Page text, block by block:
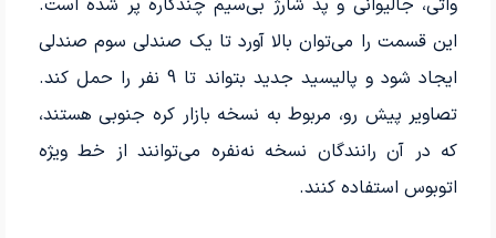
واتی، جالیوانی و پد شارژ بی‌سیم چندکاره پر شده است.
این قسمت را می‌توان بالا آورد تا یک صندلی سوم صندلی
ایجاد شود و پالیسید جدید بتواند تا 9 نفر را حمل کند.
تصاویر پیش رو، مربوط به نسخه بازار کره جنوبی هستند،
که در آن رانندگان نسخه نه‌نفره می‌توانند از خط ویژه
اتوبوس استفاده کنند.